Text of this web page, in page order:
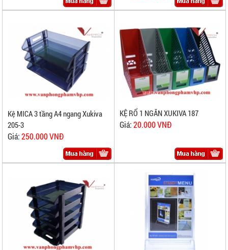
Kệ MICA 3 tầng A4 ngang Xukiva
205-3
Giá:250.000 VNĐ
KỆ RỔ 1 NGĂN XUKIVA 187
Giá:20.000 VNĐ